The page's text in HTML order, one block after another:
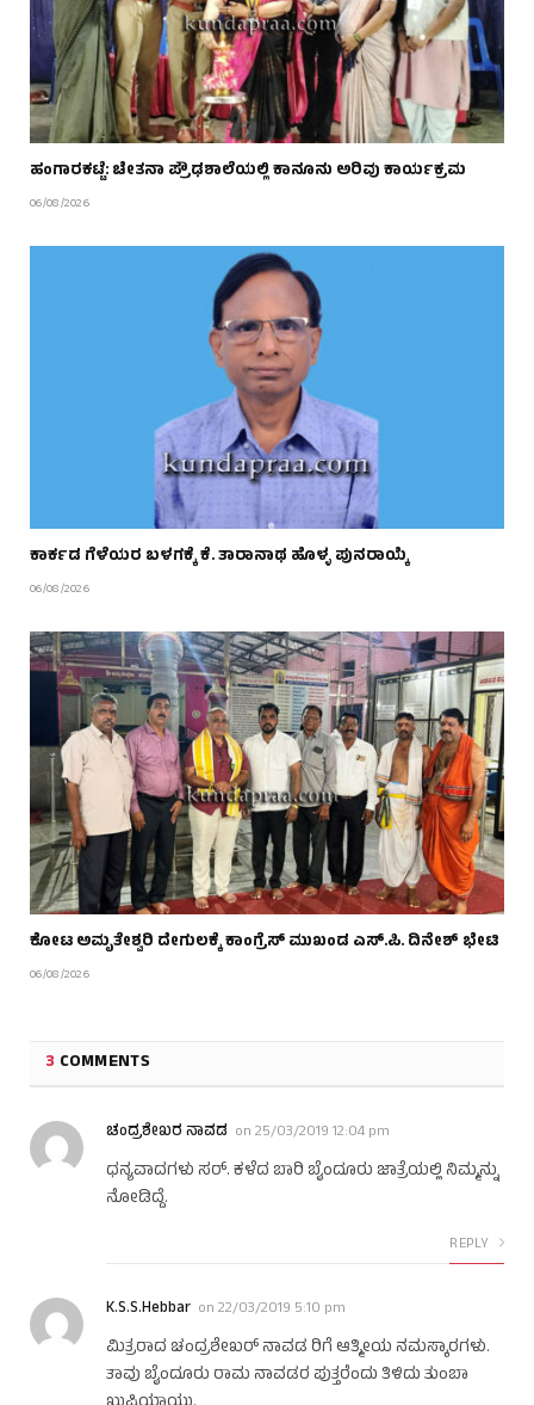
ಹಂಗಾರಕಟ್ಟೆ: ಚೇತನಾ ಪ್ರೌಢಶಾಲೆಯಲ್ಲಿ ಕಾನೂನು ಅರಿವು ಕಾರ್ಯಕ್ರಮ
06/08/2026
ಕಾರ್ಕಡ ಗೆಳೆಯರ ಬಳಗಕ್ಕೆ ಕೆ. ತಾರಾನಾಥ ಹೊಳ್ಳ ಪುನರಾಯ್ಕೆ
06/08/2026
ಕೋಟ ಅಮೃತೇಶ್ವರಿ ದೇಗುಲಕ್ಕೆ ಕಾಂಗ್ರೆಸ್ ಮುಖಂಡ ಎಸ್.ಪಿ. ದಿನೇಶ್ ಭೇಟಿ
06/08/2026
3 COMMENTS
ಚಂದ್ರಶೇಖರ ನಾವಡ on 25/03/2019 12:04 pm
ಧನ್ಯವಾದಗಳು ಸರ್. ಕಳೆದ ಬಾರಿ ಬೈಂದೂರು ಜಾತ್ರೆಯಲ್ಲಿ ನಿಮ್ಮನ್ನು
ನೋಡಿದ್ದೆ.
REPLY
K.S.S.Hebbar on 22/03/2019 5:10 pm
ಮಿತ್ರರಾದ ಚಂದ್ರಶೇಖರ್ ನಾವಡ ರಿಗೆ ಆತ್ಮೀಯ ನಮಸ್ಕಾರಗಳು.
ತಾವು ಬೈಂದೂರು ರಾಮ ನಾವಡರ ಪುತ್ತರೆಂದು ತಿಳಿದು ತುಂಬಾ